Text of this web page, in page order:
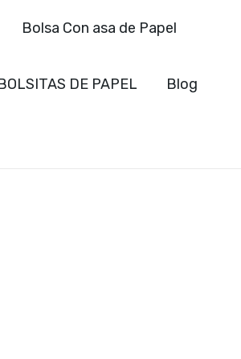
Bolsa Con asa de Papel
DE PAPEL Blog